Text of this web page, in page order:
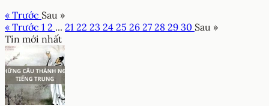
« Trước Sau »
« Trước 1 2 ... 21 22 23 24 25 26 27 28 29 30 Sau »
Tin mới nhất